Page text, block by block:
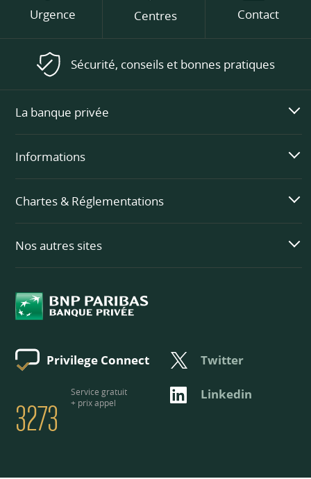
Urgence Centres Contact
Sécurité, conseils et bonnes pratiques
La banque privée
Informations
Chartes & Réglementations
Nos autres sites
Privilege Connect
3273
Service gratuit
+ prix appel
Twitter
Linkedin